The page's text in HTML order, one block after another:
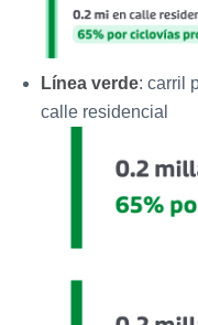
Línea verde: carril
calle residencial